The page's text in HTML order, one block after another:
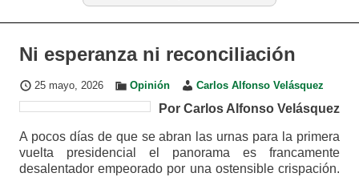
Ni esperanza ni reconciliación
25 mayo, 2026 Opinión Carlos Alfonso Velásquez
Por Carlos Alfonso Velásquez
A pocos días de que se abran las urnas para la primera
vuelta presidencial el panorama es francamente
desalentador empeorado por una ostensible crispación.